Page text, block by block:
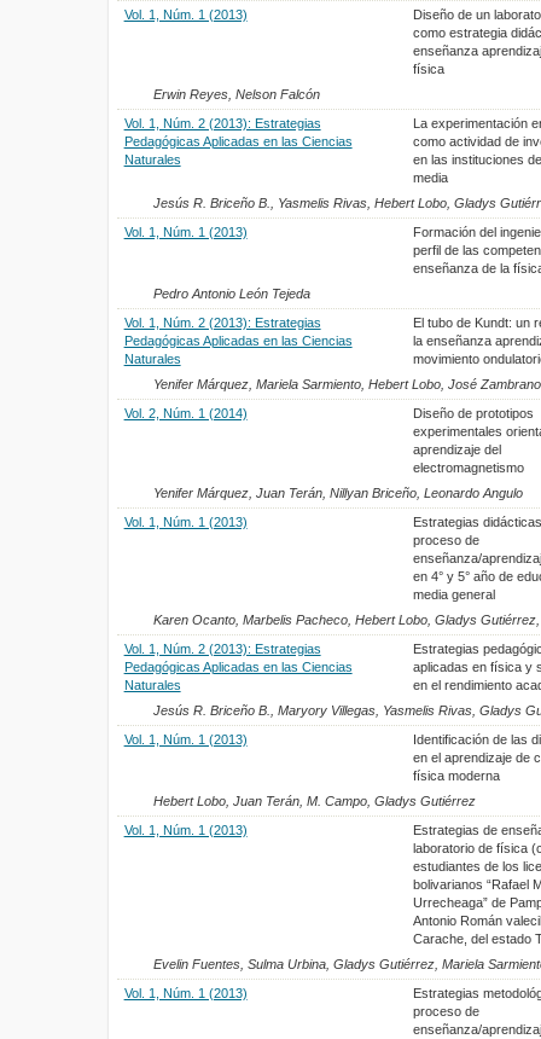
Vol. 1, Núm. 1 (2013)
Diseño de un
como estrategia
enseñanza
física
Erwin Reyes, Nelson Falcón
Vol. 1, Núm. 2 (2013): Estrategias
Pedagógicas Aplicadas en las Ciencias
Naturales
La experimentación
como actividad de
en las instituciones
media
Jesús R. Briceño B., Yasmelis Rivas, Hebert Lobo, Gladys
Vol. 1, Núm. 1 (2013)
Formación del
perfil de las
enseñanza de la
Pedro Antonio León Tejeda
Vol. 1, Núm. 2 (2013): Estrategias
Pedagógicas Aplicadas en las Ciencias
Naturales
El tubo de Kundt: un
la enseñanza
movimiento
Yenifer Márquez, Mariela Sarmiento, Hebert Lobo, José Zambrano
Vol. 2, Núm. 1 (2014)
Diseño de prototipos
experimentales
aprendizaje del
electromagnetismo
Yenifer Márquez, Juan Terán, Nillyan Briceño, Leonardo Angulo
Vol. 1, Núm. 1 (2013)
Estrategias
proceso de
enseñanza/
en 4° y 5° año de
media general
Karen Ocanto, Marbelis Pacheco, Hebert Lobo, Gladys
Vol. 1, Núm. 2 (2013): Estrategias
Pedagógicas Aplicadas en las Ciencias
Naturales
Estrategias
aplicadas en física y
en el rendimiento
Jesús R. Briceño B., Maryory Villegas, Yasmelis Rivas, Gladys
Vol. 1, Núm. 1 (2013)
Identificación de las
en el aprendizaje de
física moderna
Hebert Lobo, Juan Terán, M. Campo, Gladys Gutiérrez
Vol. 1, Núm. 1 (2013)
Estrategias de
laboratorio de física
estudiantes de los
bolivarianos “Rafael
Urrecheaga” de
Antonio Román
Carache, del estado
Evelin Fuentes, Sulma Urbina, Gladys Gutiérrez, Mariela
Vol. 1, Núm. 1 (2013)
Estrategias
proceso de
enseñanza/